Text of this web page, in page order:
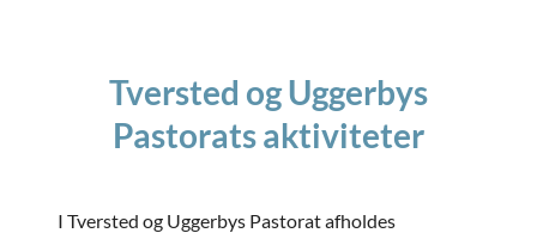
Tversted og Uggerbys
Pastorats aktiviteter
I Tversted og Uggerbys Pastorat afholdes